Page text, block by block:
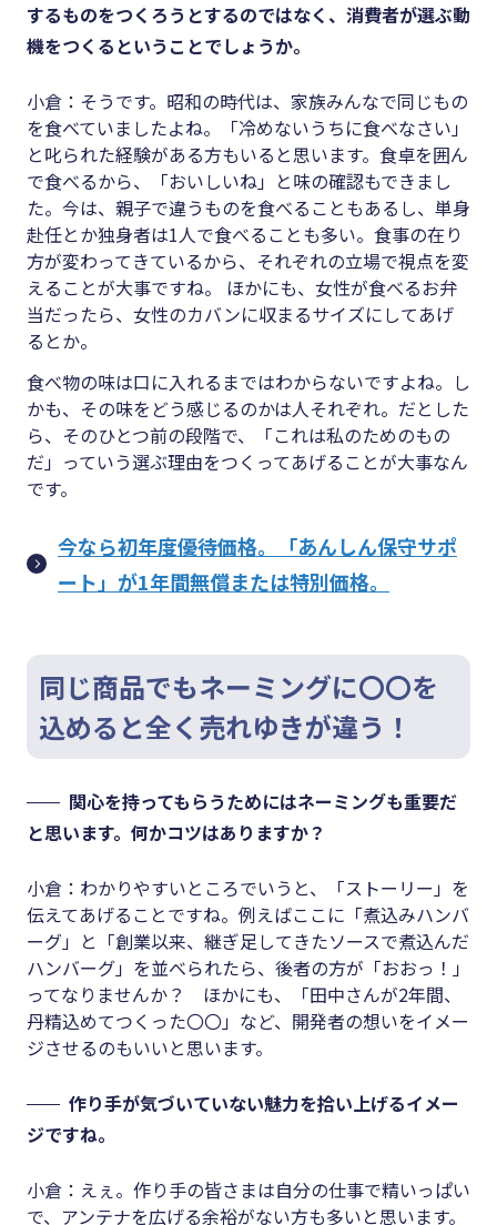
するものをつくろうとするのではなく、消費者が選ぶ動
機をつくるということでしょうか。
小倉：そうです。昭和の時代は、家族みんなで同じもの
を食べていましたよね。「冷めないうちに食べなさい」
と叱られた経験がある方もいると思います。食卓を囲ん
で食べるから、「おいしいね」と味の確認もできまし
た。今は、親子で違うものを食べることもあるし、単身
赴任とか独身者は1人で食べることも多い。食事の在り
方が変わってきているから、それぞれの立場で視点を変
えることが大事ですね。 ほかにも、女性が食べるお弁
当だったら、女性のカバンに収まるサイズにしてあげ
るとか。
食べ物の味は口に入れるまではわからないですよね。し
かも、その味をどう感じるのかは人それぞれ。だとした
ら、そのひとつ前の段階で、「これは私のためのもの
だ」っていう選ぶ理由をつくってあげることが大事なん
です。
今なら初年度優待価格。「あんしん保守サポ
ート」が1年間無償または特別価格。
同じ商品でもネーミングに〇〇を
込めると全く売れゆきが違う！
関心を持ってもらうためにはネーミングも重要だ
と思います。何かコツはありますか？
小倉：わかりやすいところでいうと、「ストーリー」を
伝えてあげることですね。例えばここに「煮込みハンバ
ーグ」と「創業以来、継ぎ足してきたソースで煮込んだ
ハンバーグ」を並べられたら、後者の方が「おおっ！」
ってなりませんか？ ほかにも、「田中さんが2年間、
丹精込めてつくった〇〇」など、開発者の想いをイメー
ジさせるのもいいと思います。
作り手が気づいていない魅力を拾い上げるイメー
ジですね。
小倉：えぇ。作り手の皆さまは自分の仕事で精いっぱい
で、アンテナを広げる余裕がない方も多いと思います。